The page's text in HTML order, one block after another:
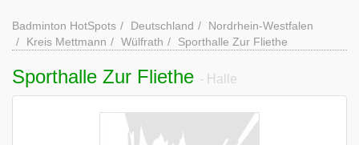
Badminton HotSpots Deutschland
Nordrhein-Westfalen
Kreis Mettmann
Wülfrath Sporthalle Zur Fliethe
Sporthalle Zur Fliethe - Halle